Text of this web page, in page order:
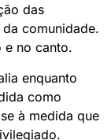
das
comunidade.
e no canto.
enquanto
como
à medida que